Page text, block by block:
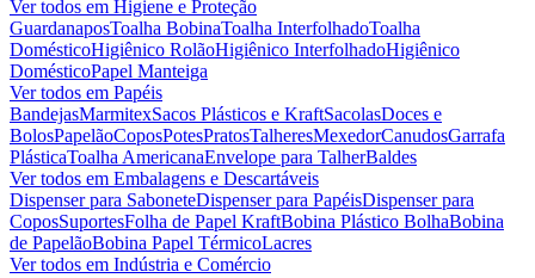
Ver todos em Higiene e Proteção
GuardanaposToalha BobinaToalha InterfolhadoToalha
DomésticoHigiênico RolãoHigiênico InterfolhadoHigiênico
DomésticoPapel Manteiga
Ver todos em Papéis
BandejasMarmitexSacos Plásticos e KraftSacolasDoces e
BolosPapelãoCoposPotesPratosTalheresMexedorCanudosGarrafa
PlásticaToalha AmericanaEnvelope para TalherBaldes
Ver todos em Embalagens e Descartáveis
Dispenser para SaboneteDispenser para PapéisDispenser para
CoposSuportesFolha de Papel KraftBobina Plástico BolhaBobina
de PapelãoBobina Papel TérmicoLacres
Ver todos em Indústria e Comércio